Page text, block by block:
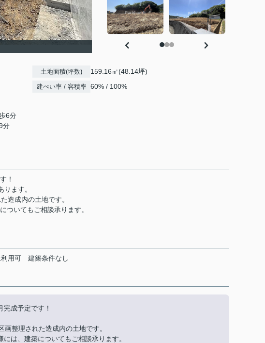
6分
分
土地面積(坪数) 159.16㎡(48.14坪)
建ぺい率 / 容積率 60% / 100%
！
ます。
造成内の土地です。
ついてもご相談承ります。
利用可 建築条件なし
成予定です！
整理された造成内の土地です。
は、建築についてもご相談承ります。